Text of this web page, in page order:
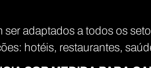
adaptados a todos os
hotéis, restaurantes,